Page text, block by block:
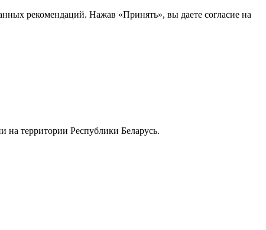
рекомендаций. Нажав «Принять», вы даете согласие на
территории Республики Беларусь.